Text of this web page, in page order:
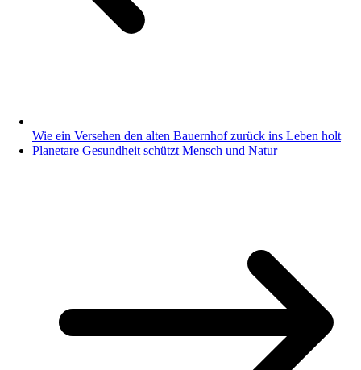
Wie ein Versehen den alten Bauernhof zurück ins Leben holt
Planetare Gesundheit schützt Mensch und Natur